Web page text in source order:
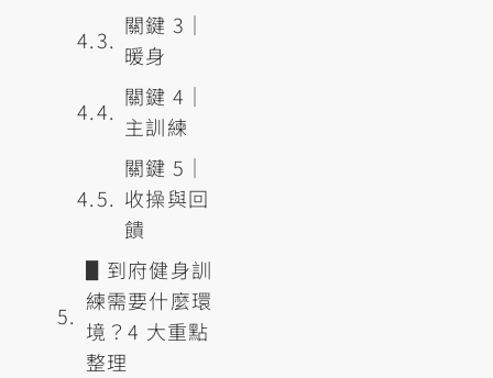
關鍵 3｜
暖身
關鍵 4｜
主訓練
關鍵 5｜
收操與回
饋
▋到府健身訓
練需要什麼環
境？4 大重點
整理